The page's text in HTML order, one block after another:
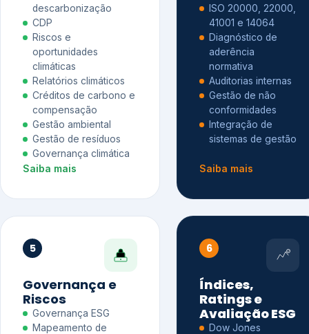
descarbonização
CDP
Riscos e
oportunidades
climáticas
Relatórios climáticos
Créditos de carbono e
compensação
Gestão ambiental
Gestão de resíduos
Governança climática
Saiba mais
ISO 20000, 22000,
41001 e 14064
Diagnóstico de
aderência
normativa
Auditorias internas
Gestão de não
conformidades
Integração de
sistemas de gestão
Saiba mais
5
Governança e
Riscos
Governança ESG
Mapeamento de
6
Índices,
Ratings e
Avaliação ESG
Dow Jones